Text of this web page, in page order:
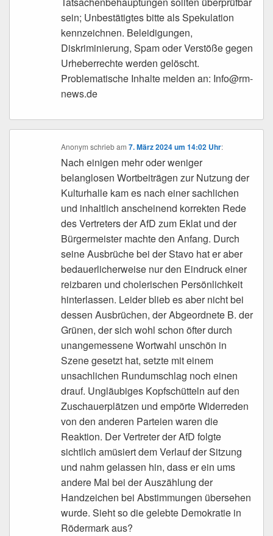
sein; Unbestätigtes bitte als Spekulation
kennzeichnen. Beleidigungen,
Diskriminierung, Spam oder Verstöße gegen
Urheberrechte werden gelöscht.
Problematische Inhalte melden an: Info@rm-
news.de
Anonym schriebam7. März 2024 um 14:02 Uhr:
Nach einigen mehr oder weniger
belanglosen Wortbeiträgen zur Nutzung der
Kulturhalle kam es nach einer sachlichen
und inhaltlich anscheinend korrekten Rede
des Vertreters der AfD zum Eklat und der
Bürgermeister machte den Anfang. Durch
seine Ausbrüche bei der Stavo hat er aber
bedauerlicherweise nur den Eindruck einer
reizbaren und cholerischen Persönlichkeit
hinterlassen. Leider blieb es aber nicht bei
dessen Ausbrüchen, der Abgeordnete B. der
Grünen, der sich wohl schon öfter durch
unangemessene Wortwahl unschön in
Szene gesetzt hat, setzte mit einem
unsachlichen Rundumschlag noch einen
drauf. Ungläubiges Kopfschütteln auf den
Zuschauerplätzen und empörte Widerreden
von den anderen Parteien waren die
Reaktion. Der Vertreter der AfD folgte
sichtlich amüsiert dem Verlauf der Sitzung
und nahm gelassen hin, dass er ein ums
andere Mal bei der Auszählung der
Handzeichen bei Abstimmungen übersehen
wurde. Sieht so die gelebte Demokratie in
Rödermark aus?